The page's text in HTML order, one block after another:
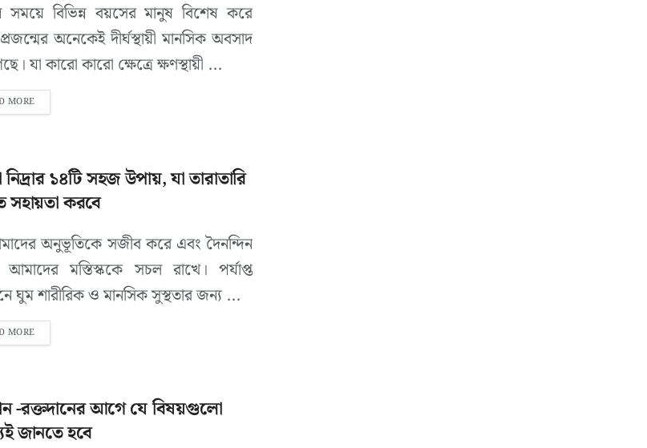
সময়ে বিভিন্ন বয়সের মানুষ বিশেষ করে
অনেকেই দীর্ঘস্থায়ী মানসিক অবসাদ
যা কারো কারো ক্ষেত্রে ক্ষণস্থায়ী ...
MORE
১৪টি সহজ উপায়, যা তারাতারি
সহায়তা করবে
অনুভূতিকে সজীব করে এবং দৈনন্দিন
মস্তিস্ককে সচল রাখে। পর্যাপ্ত
ঘুম শারীরিক ও মানসিক সুস্থতার জন্য ...
MORE
-রক্তদানের আগে যে বিষয়গুলো
জানতে হবে